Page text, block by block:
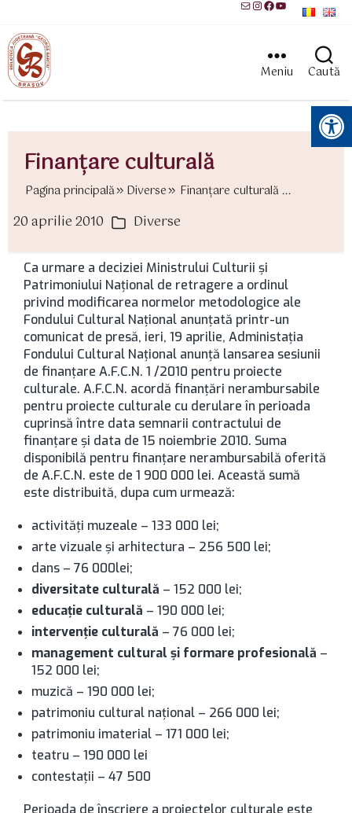
MailInstagram
Facebook
YouTube
Meniu Caută
Instrumente pentru accesibilitate
Finanţare culturală
Pagina principală Diverse Finanţare culturală ...
20 aprilie 2010 Categorii
Diverse
Ca urmare a deciziei Ministrului Culturii şi
Patrimoniului Naţional de retragere a ordinul
privind modificarea normelor metodologice ale
Fondului Cultural Naţional anunţată printr-un
comunicat de presă, ieri, 19 aprilie, Administaţia
Fondului Cultural Naţional anunţă lansarea sesiunii
de finanţare A.F.C.N. 1 /2010 pentru proiecte
culturale. A.F.C.N. acordă finanţări nerambursabile
pentru proiecte culturale cu derulare în perioada
cuprinsă între data semnarii contractului de
finanţare şi data de 15 noiembrie 2010. Suma
disponibilă pentru finanţare nerambursabilă oferită
de A.F.C.N. este de 1 900 000 lei. Această sumă
este distribuită, dupa cum urmează:
activităţi muzeale – 133 000 lei;
arte vizuale şi arhitectura – 256 500 lei;
dans – 76 000lei;
diversitate culturală – 152 000 lei;
educaţie culturală – 190 000 lei;
intervenţie culturală – 76 000 lei;
management cultural şi formare profesională –
152 000 lei;
muzică – 190 000 lei;
patrimoniu cultural naţional – 266 000 lei;
patrimoniu imaterial – 171 000 lei;
teatru – 190 000 lei
contestaţii – 47 500
Perioada de înscriere a proiectelor culturale este